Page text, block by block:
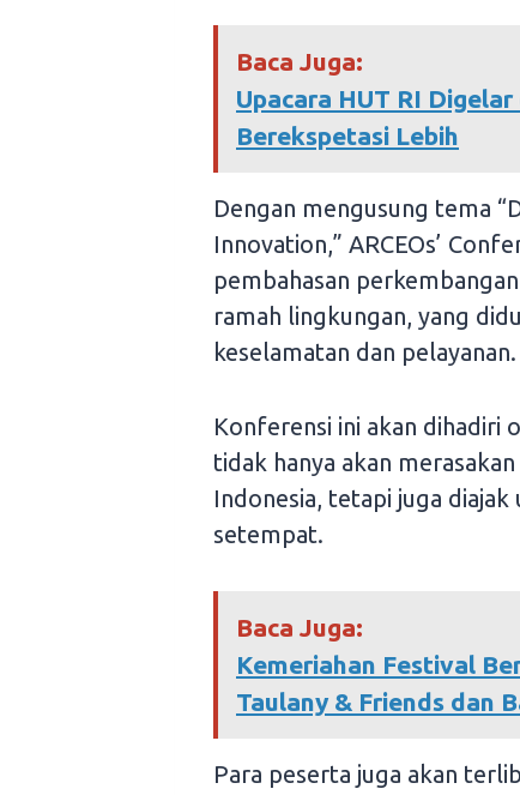
Baca Juga:
Upacara HUT RI
Berekspetasi Lebih
Dengan mengusung tema
Innovation,” ARCEOs’
pembahasan
ramah lingkungan, yang
keselamatan dan pelayanan.
Konferensi ini akan dihadiri
tidak hanya akan
Indonesia, tetapi juga
setempat.
Baca Juga:
Kemeriahan Festival
Taulany & Friends dan
Para peserta juga akan